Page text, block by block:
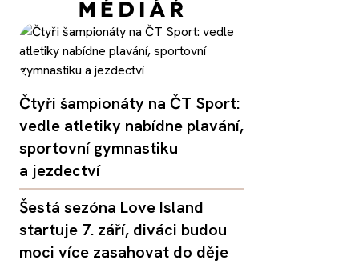
Čtyři šampionáty na ČT Sport:
vedle atletiky nabídne plavání,
sportovní gymnastiku
a jezdectví
Šestá sezóna Love Island
startuje 7. září, diváci budou
moci více zasahovat do děje